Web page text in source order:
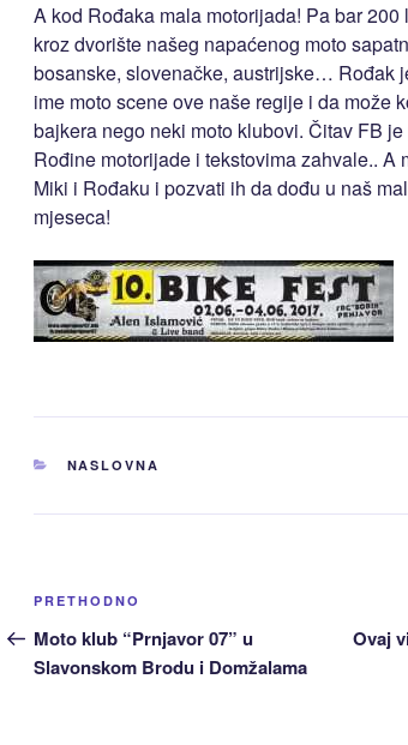
A kod Rođaka mala motorijada! Pa bar
kroz dvorište našeg napaćenog moto
bosanske, slovenačke, austrijske… Rođak
ime moto scene ove naše regije i da može
bajkera nego neki moto klubovi. Čitav FB
Rođine motorijade i tekstovima zahvale.. A
Miki i Rođaku i pozvati ih da dođu u naš
mjeseca!
KATEGORIJE
NASLOVNA
Navigacija
članaka
Prethodni
članak:
PRETHODNO
Moto klub “Prnjavor 07” u
Slavonskom Brodu i Domžalama
Ovaj